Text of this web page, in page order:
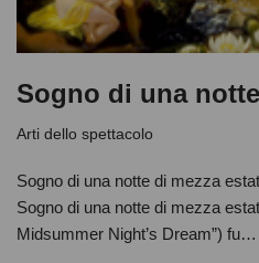
Sogno di una
Arti dello spettacolo
Sogno di una notte di mezza
Sogno di una notte di mezza
Midsummer Night’s Dream”) fu…